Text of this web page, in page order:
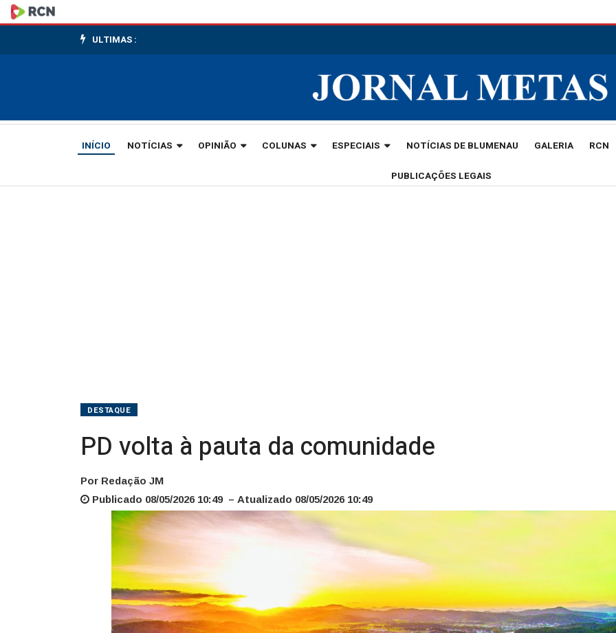
PD
volta
da
comunidade
ULTIMAS :
INÍCIO NOTÍCIAS OPINIÃO COLUNAS ESPECIAIS NOTÍCIAS DE BLUMENAU GALERIA RCN
PUBLICAÇÕES LEGAIS
DESTAQUE
PD volta à pauta da comunidade
Por Redação JM
Publicado 08/05/2026 10:49 – Atualizado 08/05/2026 10:49